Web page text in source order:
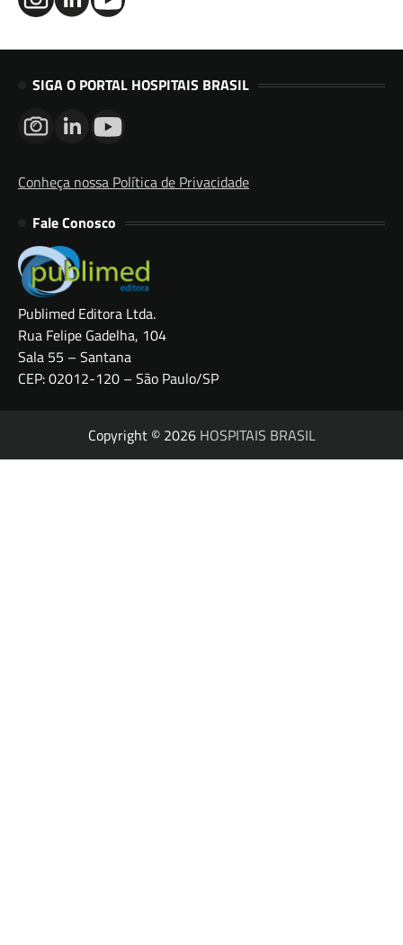
SIGA O PORTAL HOSPITAIS BRASIL
Conheça nossa Política de Privacidade
Fale Conosco
Publimed Editora Ltda.
Rua Felipe Gadelha, 104
Sala 55 – Santana
CEP: 02012-120 – São Paulo/SP
Copyright © 2026 HOSPITAIS BRASIL